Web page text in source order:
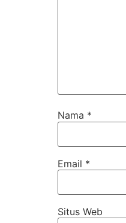
Nama *
Email *
Situs Web